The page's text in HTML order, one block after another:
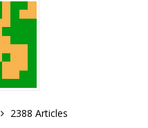
2388 Articles